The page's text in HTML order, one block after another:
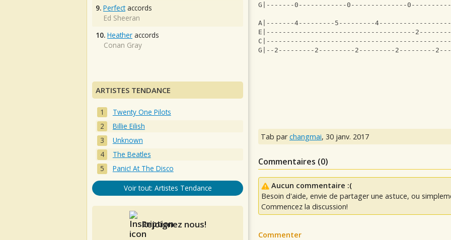
G|-------0------------0--------------
A|-------4---------5---------
E|-------------------------------------
G|--2---------2---------2---------2---------
Tab parchangmai, 30 janv. 2017
Commentaires (0)
Aucun commentaire :(
Besoin d'aide, envie de partager une astuce, ou
Commencez la discussion!
Commenter
9. Perfectaccords
Ed Sheeran
10. Heather accords
Conan Gray
ARTISTES TENDANCE
Twenty One Pilots
Billie Eilish
Unknown
The Beatles
Panic! At The Disco
Voir tout: Artistes Tendance
Rejoignez nous!